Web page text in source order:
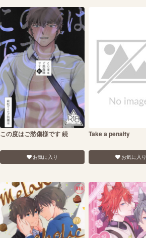
この度はご愁傷様です 続
お気に入り
Take a penalty
お気に入り